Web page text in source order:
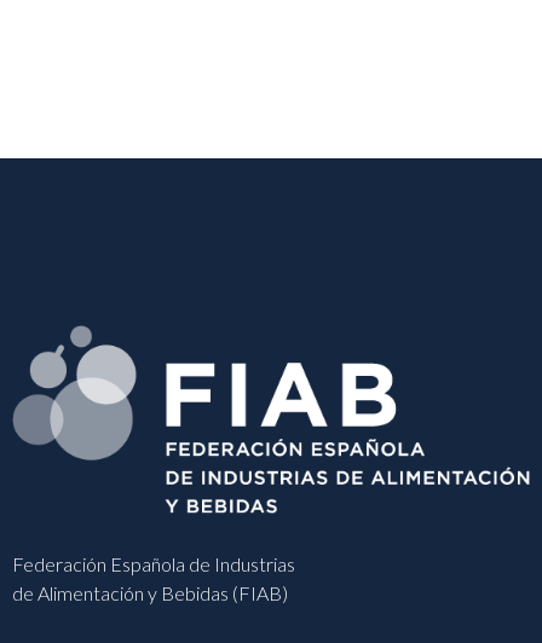
Federación Española de Industrias
de Alimentación y Bebidas (FIAB)